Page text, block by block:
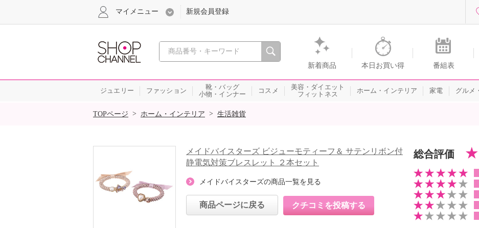
心おどる、瞬間を。通販・テレビショッピングのショップチャンネル
新着商品 本日お買い得 番組表
マイメニュー 新規会員登録
ジュエリー ファッション
靴・バッグ
小物・インナー
コスメ
美容・ダイエット
フィットネス
ホーム・インテリア 家電 グルメ
SALE
TOPページ > ホーム・インテリア > 生活雑貨
メイドバイスターズ ビジューモティーフ＆ サテンリボン付
静電気対策ブレスレット ２本セット
メイドバイスターズの商品一覧を見る
商品ページに戻る クチコミを投稿する
総合評価